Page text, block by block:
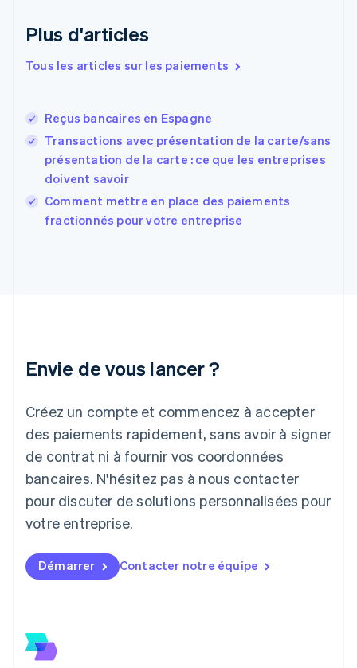
Plus d'articles
Tous les articles sur les paiements
Reçus bancaires en Espagne
Transactions avec présentation de la carte/sans
présentation de la carte : ce que les entreprises
doivent savoir
Comment mettre en place des paiements
fractionnés pour votre entreprise
Envie de vous lancer ?
Créez un compte et commencez à accepter
des paiements rapidement, sans avoir à signer
de contrat ni à fournir vos coordonnées
bancaires. N'hésitez pas à nous contacter
pour discuter de solutions personnalisées pour
votre entreprise.
Démarrer Contacter notre équipe
Español English
English
Finlande
English Svenska
Français English
Gibraltar
English
Grèce
Japon
Lettonie
English
Liechtenstein
DeutschEnglish
Lituanie
Luxembourg
FrançaisDeutschEnglish
English简体中文
Malte
English